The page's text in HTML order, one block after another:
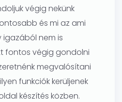
végig nekünk
és mi az ami
nem is
fontos végig gondolni
megvalósítani
funkciók kerüljenek
készítés közben.